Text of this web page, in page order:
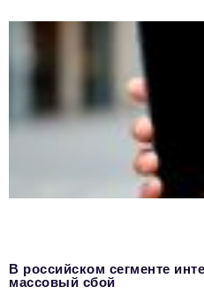
В российском сегменте
массовый сбой